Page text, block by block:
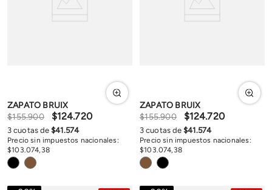
ZAPATO BRUIX
$155.900 $124.720
Precio sin impuestos nacionales:
$103 074, 38
3 cuotas de$41.574
ZAPATO BRUIX
$155.900 $124.720
Precio sin impuestos nacionales:
$103 074, 38
3 cuotas de$41.574